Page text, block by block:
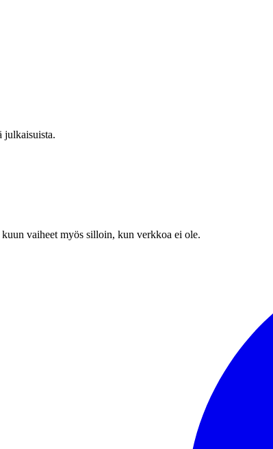
julkaisuista.
vaiheet myös silloin, kun verkkoa ei ole.